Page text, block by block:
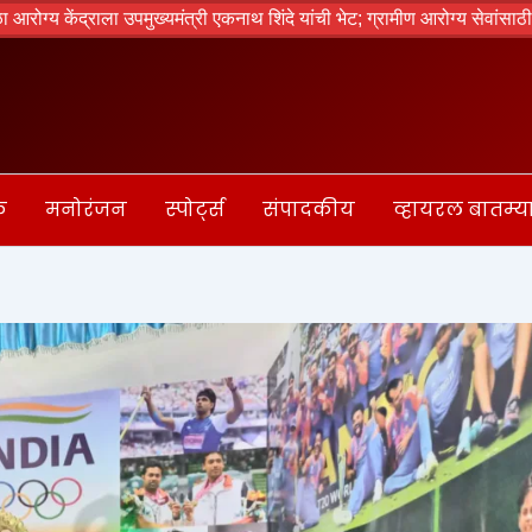
उपमुख्यमंत्री एकनाथ शिंदे यांची भेट; ग्रामीण आरोग्य सेवांसाठी आवश्यक
मनोरंजन स्पोर्ट्स संपादकीय व्हायरल